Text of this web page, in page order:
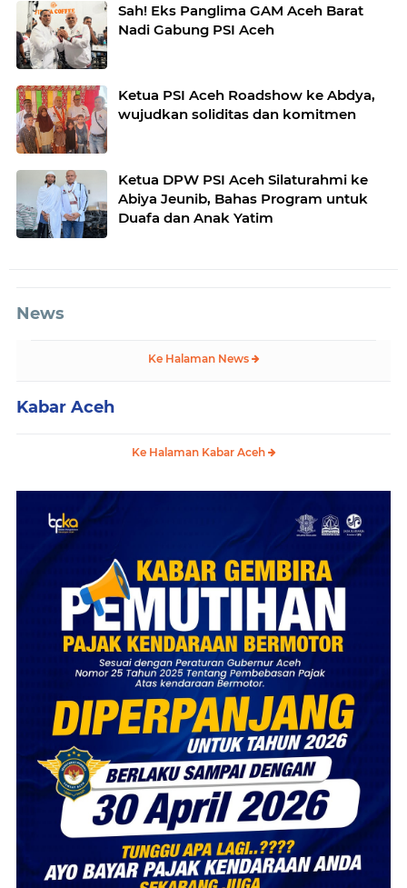
Sah! Eks Panglima GAM Aceh Barat
Nadi Gabung PSI Aceh
Ketua PSI Aceh Roadshow ke Abdya,
wujudkan soliditas dan komitmen
Ketua DPW PSI Aceh Silaturahmi ke
Abiya Jeunib, Bahas Program untuk
Duafa dan Anak Yatim
News
Ke Halaman News
Kabar Aceh
Ke Halaman Kabar Aceh